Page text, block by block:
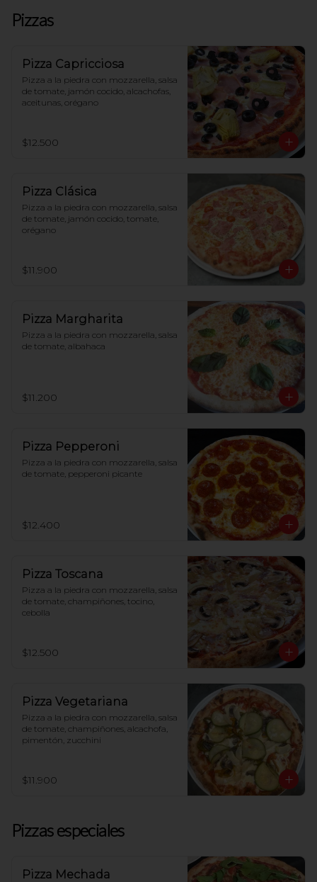
Pizzas
Pizza Capricciosa
Pizza a la piedra con mozzarella, salsa
de tomate, jamón cocido, alcachofas,
aceitunas, orégano
$12.500
Pizza Clásica
Pizza a la piedra con mozzarella, salsa
de tomate, jamón cocido, tomate,
orégano
$11.900
Pizza Margharita
Pizza a la piedra con mozzarella, salsa
de tomate, albahaca
$11.200
Pizza Pepperoni
Pizza a la piedra con mozzarella, salsa
de tomate, pepperoni picante
$12.400
Pizza Toscana
Pizza a la piedra con mozzarella, salsa
de tomate, champiñones, tocino,
cebolla
$12.500
Pizza Vegetariana
Pizza a la piedra con mozzarella, salsa
de tomate, champiñones, alcachofa,
pimentón, zucchini
$11.900
Pizzas especiales
Pizza Mechada